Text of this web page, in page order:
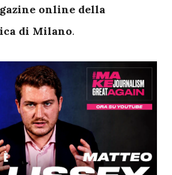
online della
di Milano.